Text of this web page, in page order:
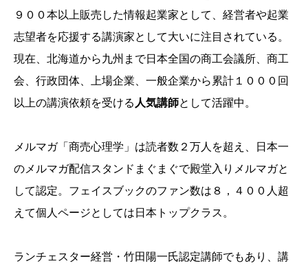
９００本以上販売した情報起業家として、経営者や起業
志望者を応援する講演家として大いに注目されている。
現在、北海道から九州まで日本全国の商工会議所、商工
会、行政団体、上場企業、一般企業から累計１０００回
以上の講演依頼を受ける 人気講師として活躍中。
メルマガ「商売心理学」は読者数２万人を超え、日本一
のメルマガ配信スタンドまぐまぐで殿堂入りメルマガと
して認定。フェイスブックのファン数は８，４００人超
えて個人ページとしては日本トップクラス。
ランチェスター経営・竹田陽一氏認定講師でもあり、講